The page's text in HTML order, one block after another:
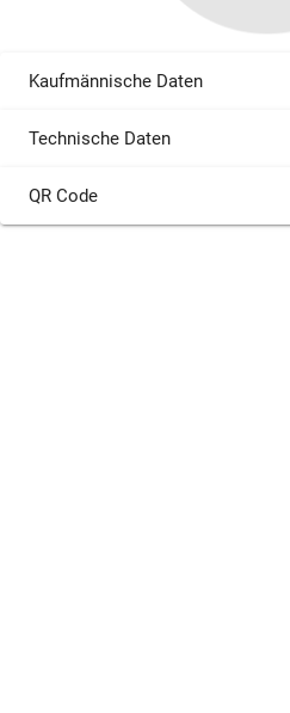
Kaufmännische Daten
Technische Daten
QR Code